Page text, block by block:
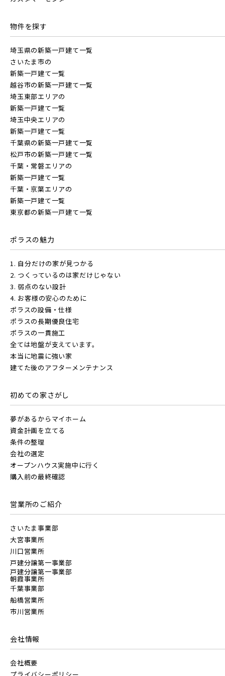
JR埼京線
JR川越線
JR東北本線 [宇都宮線]
JR高崎線
JR武蔵野線
JR常磐線 [快速]
JR常磐線 [上野～仙台]
JR中央・総武線 [各駅停車]
JR総武線 [快速]
JR成田線 [我孫子～成田]
東武鉄道
東武スカイツリーライン
東武アーバンパークライン
見学OK東京都葛飾区
【予告広告】リーズン青砥 アイ・ラウンジ
【予告広告】〈モデルハウス完成〉8月22日(土)より公開開
始。◆京成本線・京成押上線「青砥」駅徒歩8分の駅近プロ
ジェクト始動!!◆京成押上線「京成立石」駅徒歩1...
地図内の物件アイコンを
クリックすると
物件概要が表示されます
地図にあるご希望の物件アイコンをクリックすると
物件詳細が表示されます
見学OK
駅から10分以内
地域
すべて
画像
すべて
キッチン
その他 関連画像
こだわり条件
指定なし
すぐに入居可能
千葉県千葉市稲毛区
千葉県船橋市
物件を探す
埼玉県の新築一戸建て一覧
さいたま市の
新築一戸建て一覧
越谷市の新築一戸建て一覧
埼玉東部エリアの
新築一戸建て一覧
埼玉中央エリアの
新築一戸建て一覧
千葉県の新築一戸建て一覧
松戸市の新築一戸建て一覧
千葉・常磐エリアの
新築一戸建て一覧
千葉・京葉エリアの
新築一戸建て一覧
東京都の新築一戸建て一覧
ポラスの魅力
1. 自分だけの家が見つかる
2. つくっているのは家だけじゃない
3. 弱点のない設計
4. お客様の安心のために
ポラスの設備・仕様
ポラスの長期優良住宅
ポラスの一貫施工
全ては地盤が支えています。
本当に地震に強い家
建てた後のアフターメンテナンス
初めての家さがし
夢があるからマイホーム
資金計画を立てる
条件の整理
会社の選定
オープンハウス実施中に行く
購入前の最終確認
営業所のご紹介
さいたま事業部
大宮事業所
川口営業所
戸建分譲第一事業部
戸建分譲第一事業部
朝霞事業所
千葉事業部
船橋営業所
市川営業所
会社情報
会社概要
プライバシーポリシー